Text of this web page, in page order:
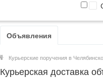
Объявления
Курьерские поручения в
Курьерская доставка